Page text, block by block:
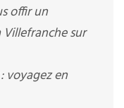
offir un
sur
voyagez en